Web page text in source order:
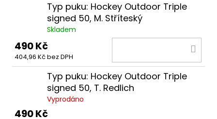
Typ puku: Hockey Outdoor Triple
signed 50, M. Stříteský
Skladem
490 Kč
404,96 Kč bez DPH
Typ puku: Hockey Outdoor Triple
signed 50, T. Redlich
Vyprodáno
490 Kč